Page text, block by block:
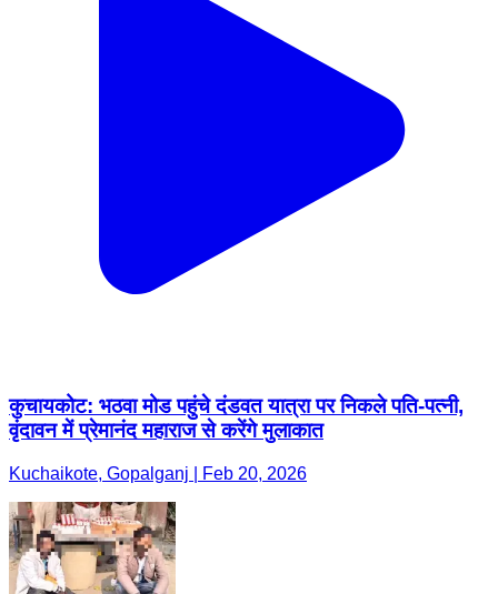
कुचायकोट: भठवा मोड पहुंचे दंडवत यात्रा पर निकले पति-पत्नी,
वृंदावन में प्रेमानंद महाराज से करेंगे मुलाकात
Kuchaikote, Gopalganj | Feb 20, 2026